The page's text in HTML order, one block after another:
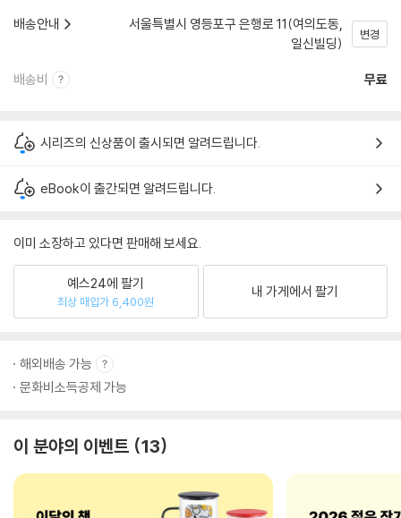
배송안내
서울특별시 영등포구 은행로 11(여의도동,
일신빌딩)
변경
배송비 무료
시리즈의 신상품이 출시되면 알려드립니다.
eBook이 출간되면 알려드립니다.
이미 소장하고 있다면 판매해 보세요.
예스24에 팔기
최상 매입가 6,400원
내 가게에서 팔기
해외배송 가능
문화비소득공제 가능
이 분야의 이벤트 13